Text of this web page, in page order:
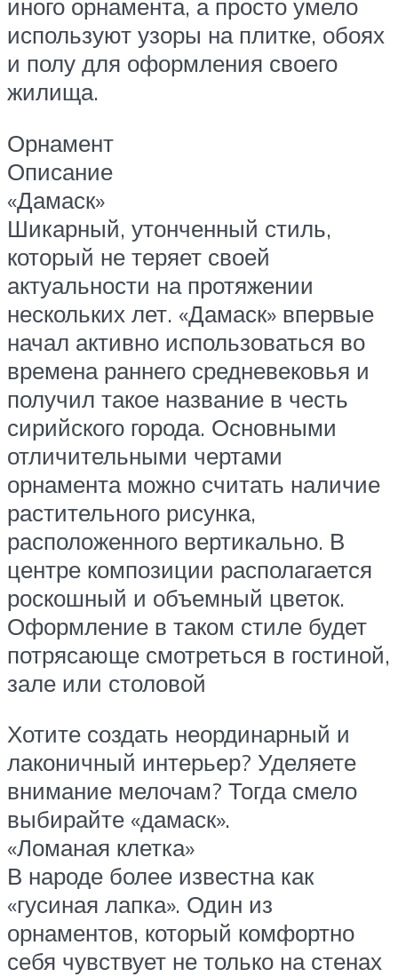
иного орнамента, а просто умело
используют узоры на плитке, обоях
и полу для оформления своего
жилища.
Орнамент
Описание
«Дамаск»
Шикарный, утонченный стиль,
который не теряет своей
актуальности на протяжении
нескольких лет. «Дамаск» впервые
начал активно использоваться во
времена раннего средневековья и
получил такое название в честь
сирийского города. Основными
отличительными чертами
орнамента можно считать наличие
растительного рисунка,
расположенного вертикально. В
центре композиции располагается
роскошный и объемный цветок.
Оформление в таком стиле будет
потрясающе смотреться в гостиной,
зале или столовой
Хотите создать неординарный и
лаконичный интерьер? Уделяете
внимание мелочам? Тогда смело
выбирайте «дамаск».
«Ломаная клетка»
В народе более известна как
«гусиная лапка». Один из
орнаментов, который комфортно
себя чувствует не только на стенах